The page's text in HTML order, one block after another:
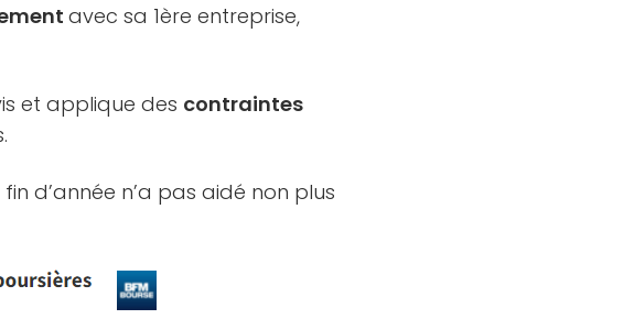
avec sa 1ère entreprise,
et applique des contraintes
d’année n’a pas aidé non plus